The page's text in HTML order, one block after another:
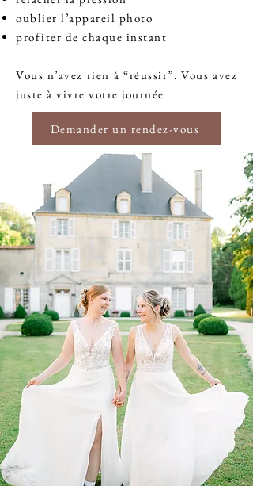
oublier l’appareil photo
profiter de chaque instant
Vous n’avez rien à “réussir”. Vous avez
juste à vivre votre journée
Demander un rendez-vous